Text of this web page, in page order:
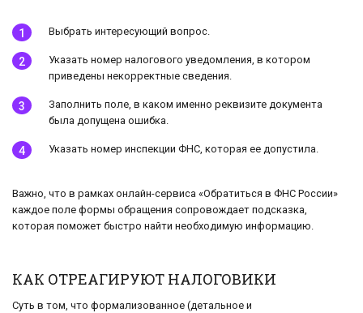
Выбрать интересующий вопрос.
Указать номер налогового уведомления, в котором
приведены некорректные сведения.
Заполнить поле, в каком именно реквизите документа
была допущена ошибка.
Указать номер инспекции ФНС, которая ее допустила.
Важно, что в рамках онлайн-сервиса «Обратиться в ФНС России»
каждое поле формы обращения сопровождает подсказка,
которая поможет быстро найти необходимую информацию.
КАК ОТРЕАГИРУЮТ НАЛОГОВИКИ
Суть в том, что формализованное (детальное и